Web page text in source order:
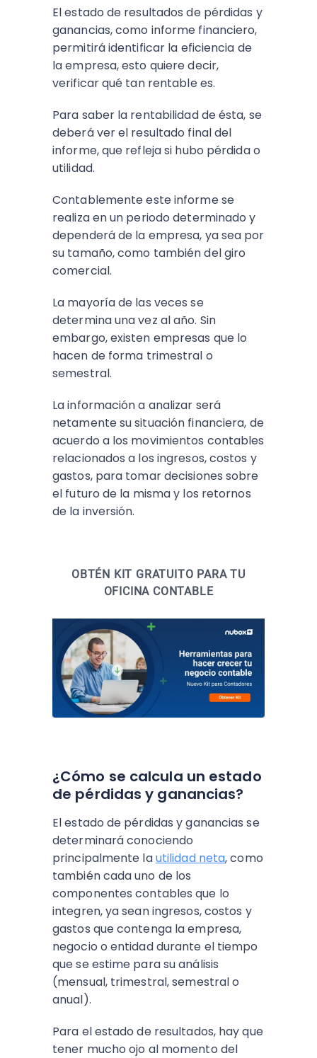
El estado de resultados de pérdidas y
ganancias, como informe financiero,
permitirá identificar la eficiencia de
la empresa, esto quiere decir,
verificar qué tan rentable es.
Para saber la rentabilidad de ésta, se
deberá ver el resultado final del
informe, que refleja si hubo pérdida o
utilidad.
Contablemente este informe se
realiza en un periodo determinado y
dependerá de la empresa, ya sea por
su tamaño, como también del giro
comercial.
La mayoría de las veces se
determina una vez al año. Sin
embargo, existen empresas que lo
hacen de forma trimestral o
semestral.
La información a analizar será
netamente su situación financiera, de
acuerdo a los movimientos contables
relacionados a los ingresos, costos y
gastos, para tomar decisiones sobre
el futuro de la misma y los retornos
de la inversión.
OBTÉN KIT GRATUITO PARA TU
OFICINA CONTABLE
¿Cómo se calcula un estado
de pérdidas y ganancias?
El estado de pérdidas y ganancias se
determinará conociendo
principalmente lautilidad neta, como
también cada uno de los
componentes contables que lo
integren, ya sean ingresos, costos y
gastos que contenga la empresa,
negocio o entidad durante el tiempo
que se estime para su análisis
(mensual, trimestral, semestral o
anual).
Para el estado de resultados, hay que
tener mucho ojo al momento del